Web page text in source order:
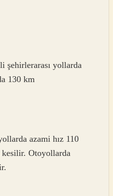
şehirlerarası yollarda
130 km
azami hız 110
kesilir. Otoyollarda